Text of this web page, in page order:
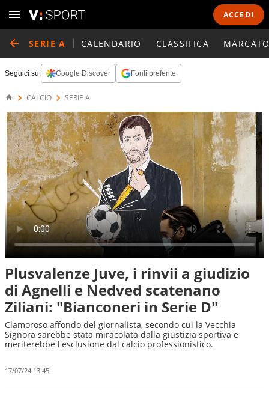
ACCEDI
SERIE A CALENDARIO CLASSIFICA
Seguici su: Google Discover Fonti preferite
CALCIO SERIE A
Plusvalenze Juve, i rinvii a giudizio
di Agnelli e Nedved scatenano
Ziliani: "Bianconeri in Serie D"
Clamoroso affondo del giornalista, secondo cui la Vecchia
Signora sarebbe stata miracolata dalla giustizia sportiva e
meriterebbe l'esclusione dal calcio professionistico.
17/07/24 13:45